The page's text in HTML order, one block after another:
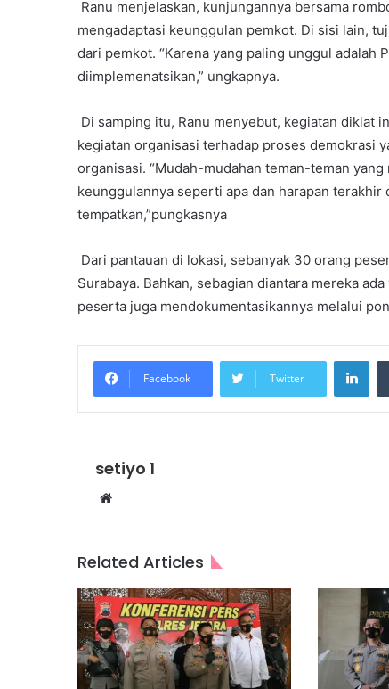
Ranu menjelaskan, kunjungannya bersama
mengadaptasi keunggulan pemkot. Di sisi lain,
dari pemkot. “Karena yang paling unggul adalah
diimplemenatsikan,” ungkapnya.
Di samping itu, Ranu menyebut, kegiatan diklat
kegiatan organisasi terhadap proses demokrasi
organisasi. “Mudah-mudahan teman-teman
keunggulannya seperti apa dan harapan
tempatkan,”pungkasnya
Dari pantauan di lokasi, sebanyak 30 orang
Surabaya. Bahkan, sebagian diantara mereka
peserta juga mendokumentasikannya melalui
Facebook Twitter
setiyo 1
Website
Related Articles